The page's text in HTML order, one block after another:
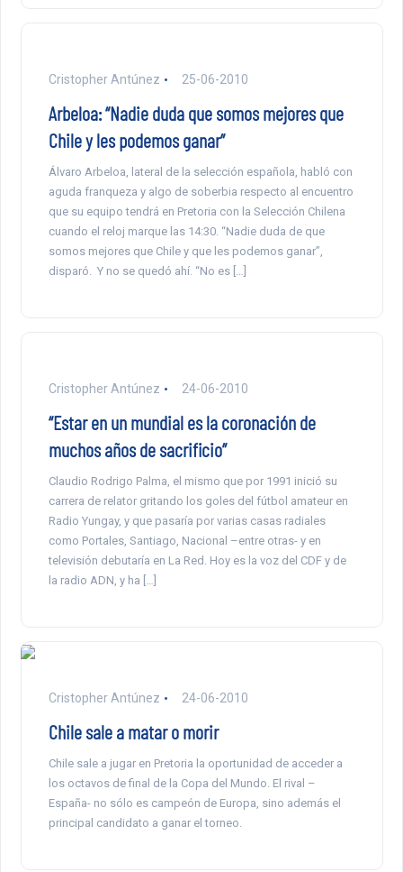
Cristopher Antúnez 25-06-2010
Arbeloa: “Nadie duda que somos mejores que
Chile y les podemos ganar”
Álvaro Arbeloa, lateral de la selección española, habló con
aguda franqueza y algo de soberbia respecto al encuentro
que su equipo tendrá en Pretoria con la Selección Chilena
cuando el reloj marque las 14:30. “Nadie duda de que
somos mejores que Chile y que les podemos ganar”,
disparó. Y no se quedó ahí. “No es […]
Cristopher Antúnez 24-06-2010
“Estar en un mundial es la coronación de
muchos años de sacrificio”
Claudio Rodrigo Palma, el mismo que por 1991 inició su
carrera de relator gritando los goles del fútbol amateur en
Radio Yungay, y que pasaría por varias casas radiales
como Portales, Santiago, Nacional –entre otras- y en
televisión debutaría en La Red. Hoy es la voz del CDF y de
la radio ADN, y ha […]
Cristopher Antúnez 24-06-2010
Chile sale a matar o morir
Chile sale a jugar en Pretoria la oportunidad de acceder a
los octavos de final de la Copa del Mundo. El rival –
España- no sólo es campeón de Europa, sino además el
principal candidato a ganar el torneo.